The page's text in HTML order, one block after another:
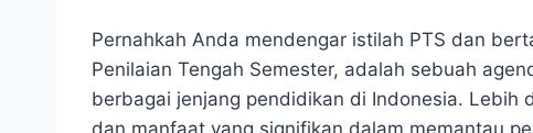
Pernahkah Anda mendengar istilah PTS dan
Penilaian Tengah Semester, adalah sebuah
berbagai jenjang pendidikan di Indonesia. Lebih
dan manfaat yang signifikan dalam memantau